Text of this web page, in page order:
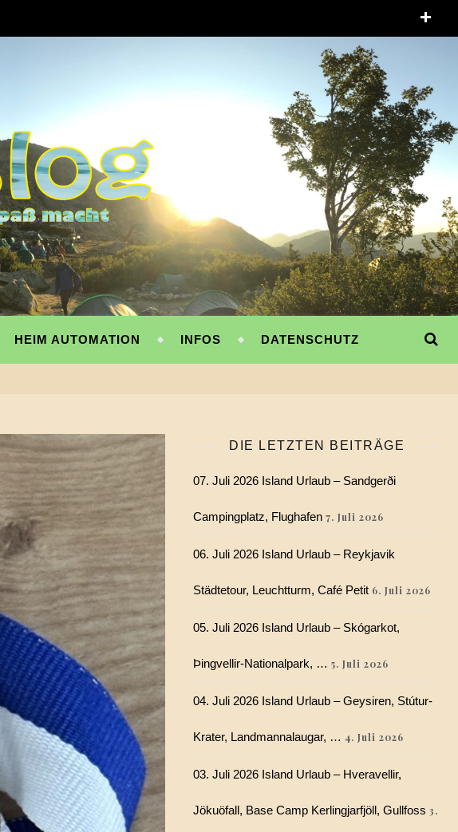
HEIM AUTOMATION INFOS DATENSCHUTZ
DIE LETZTEN BEITRÄGE
07. Juli 2026 Island Urlaub – Sandgerði
Campingplatz, Flughafen 7. Juli 2026
06. Juli 2026 Island Urlaub – Reykjavik
Städtetour, Leuchtturm, Café Petit 6. Juli 2026
05. Juli 2026 Island Urlaub – Skógarkot,
Þingvellir-Nationalpark, … 5. Juli 2026
04. Juli 2026 Island Urlaub – Geysiren, Stútur-
Krater, Landmannalaugar, … 4. Juli 2026
03. Juli 2026 Island Urlaub – Hveravellir,
Jökuöfall, Base Camp Kerlingjarfjöll, Gullfoss 3.